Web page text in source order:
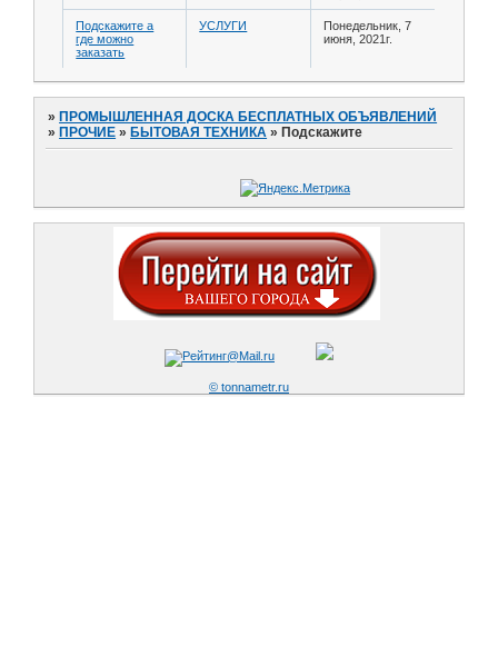
Подскажите а
где можно
заказать
УСЛУГИ
Понедельник, 7
июня, 2021г.
»ПРОМЫШЛЕННАЯ ДОСКА БЕСПЛАТНЫХ ОБЪЯВЛЕНИЙ
»ПРОЧИЕ »БЫТОВАЯ ТЕХНИКА »Подскажите
© tonnametr.ru